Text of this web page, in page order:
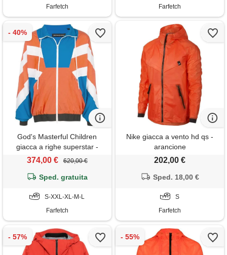
Farfetch Farfetch
God's Masterful Children
giacca a righe superstar -
arancione
374,00 € 620,00 €
Sped. gratuita
S-XXL-XL-M-L
Farfetch
Nike giacca a vento hd qs -
arancione
202,00 €
Sped. 18,00 €
S
Farfetch